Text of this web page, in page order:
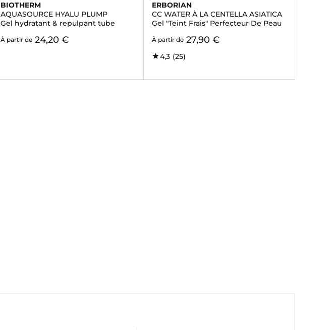
BIOTHERM
AQUASOURCE HYALU PLUMP
Gel hydratant & repulpant tube
À partir de 24,20 €
ERBORIAN
CC WATER À LA CENTELLA ASIATICA
Gel "Teint Frais" Perfecteur De Peau
À partir de 27,90 €
4,3 (25)